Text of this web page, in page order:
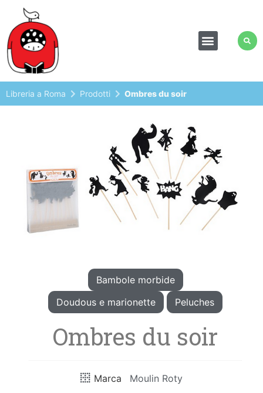
Libreria a Roma Prodotti Ombres du soir
Bambole morbide
Doudous e marionette
Peluches
Ombres du soir
Marca Moulin Roty